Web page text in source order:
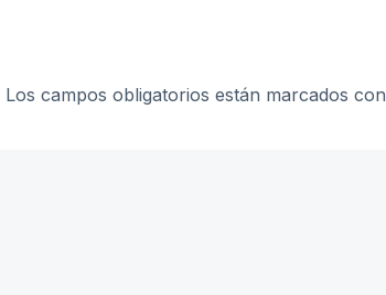
Los campos obligatorios están marcados con